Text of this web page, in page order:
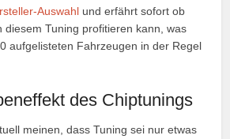
Auswahl und erfährt sofort ob
diesem Tuning profitieren kann, was
aufgelisteten Fahrzeugen in der Regel
des Chiptunings
meinen, dass Tuning sei nur etwas